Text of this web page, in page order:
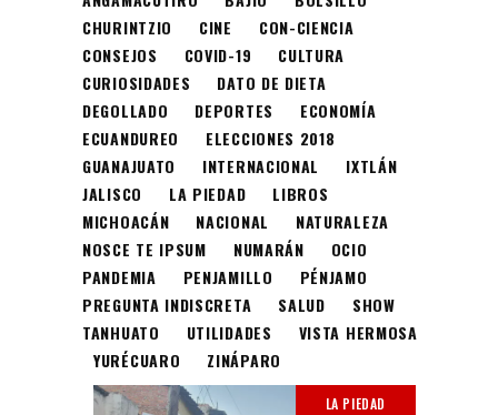
CHURINTZIO
CINE
CON-CIENCIA
CONSEJOS
COVID-19
CULTURA
CURIOSIDADES
DATO DE DIETA
DEGOLLADO
DEPORTES
ECONOMÍA
ECUANDUREO
ELECCIONES 2018
GUANAJUATO
INTERNACIONAL
IXTLÁN
JALISCO
LA PIEDAD
LIBROS
MICHOACÁN
NACIONAL
NATURALEZA
NOSCE TE IPSUM
NUMARÁN
OCIO
PANDEMIA
PENJAMILLO
PÉNJAMO
PREGUNTA INDISCRETA
SALUD
SHOW
TANHUATO
UTILIDADES
VISTA HERMOSA
YURÉCUARO
ZINÁPARO
LA PIEDAD